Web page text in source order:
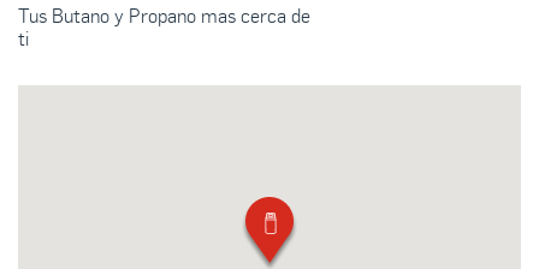
Tus Butano y Propano mas cerca de
ti